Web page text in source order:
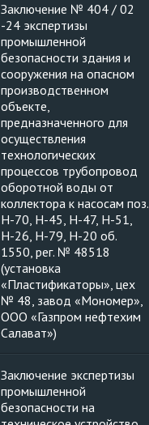
Заключение № 404 / 02
-24 экспертизы
промышленной
безопасности здания и
сооружения на опасном
производственном
объекте,
предназначенного для
осуществления
технологических
процессов трубопровод
оборотной воды от
коллектора к насосам поз.
Н-70, Н-45, Н-47, Н-51,
Н-26, Н-79, Н-20 об.
1550, рег. № 48518
(установка
«Пластификаторы», цех
№ 48, завод «Мономер»,
ООО «Газпром нефтехим
Салават»)
Заключение экспертизы
промышленной
безопасности на